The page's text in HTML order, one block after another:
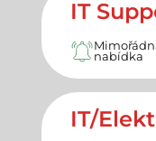
IT
nabídka
IT/